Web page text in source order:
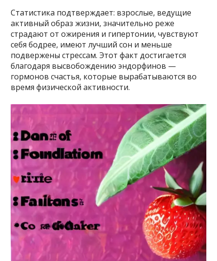
Статистика подтверждает: взрослые, ведущие
активный образ жизни, значительно реже
страдают от ожирения и гипертонии, чувствуют
себя бодрее, имеют лучший сон и меньше
подвержены стрессам. Этот факт достигается
благодаря высвобождению эндорфинов —
гормонов счастья, которые вырабатываются во
время физической активности.